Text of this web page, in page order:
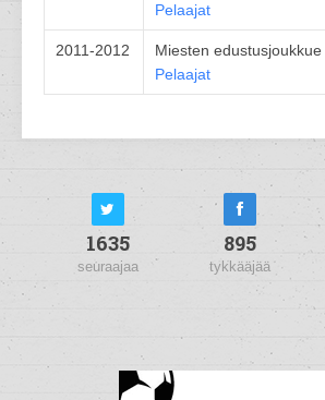
Pelaajat
2011-2012
Miesten edustusjoukkue
Pelaajat
1635
seuraajaa
895
tykkääjää